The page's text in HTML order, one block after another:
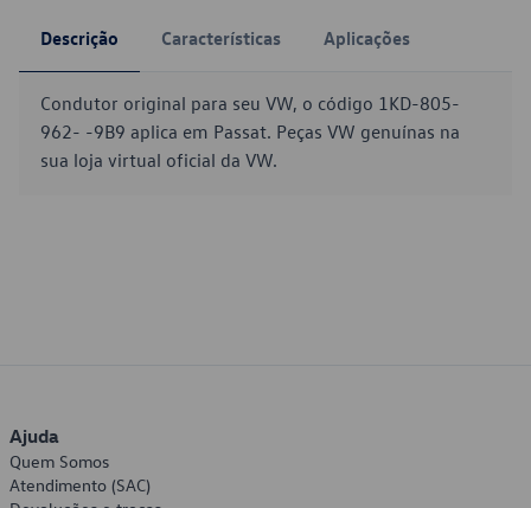
Descrição Características Aplicações
Condutor original para seu VW, o código 1KD-805-
962- -9B9 aplica em Passat. Peças VW genuínas na
sua loja virtual oficial da VW.
Ajuda
Quem Somos
Atendimento (SAC)